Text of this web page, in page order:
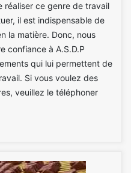
réaliser ce genre de travail
il est indispensable de
la matière. Donc, nous
confiance à A.S.D.P
qui lui permettent de
Si vous voulez des
veuillez le téléphoner